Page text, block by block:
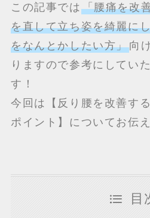
この記事では 「腰痛を改
を直して立ち姿を綺麗に
をなんとかしたい方」向
りますので参考にしてい
す！
今回は【反り腰を改善す
ポイント】についてお伝
目